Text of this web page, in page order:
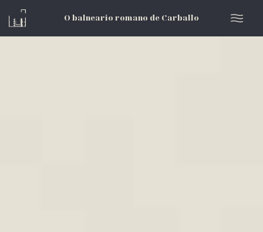
O balneario romano de Carballo